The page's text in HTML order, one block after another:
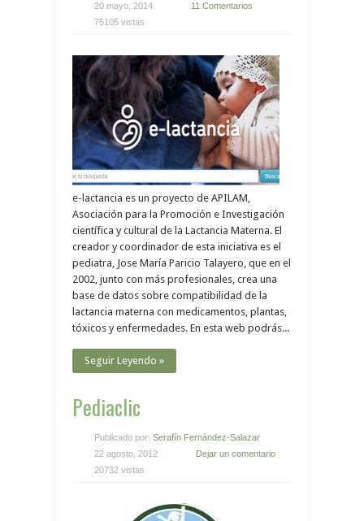
20 mayo, 2014
11 Comentarios
75105 vistas
e-lactancia es un proyecto de APILAM,
Asociación para la Promoción e Investigación
científica y cultural de la Lactancia Materna. El
creador y coordinador de esta iniciativa es el
pediatra, Jose María Paricio Talayero, que en el
2002, junto con más profesionales, crea una
base de datos sobre compatibilidad de la
lactancia materna con medicamentos, plantas,
tóxicos y enfermedades. En esta web podrás...
Seguir Leyendo »
Pediaclic
Publicado por: Serafín Fernández-Salazar
22 agosto, 2012
Dejar un comentario
20732 vistas